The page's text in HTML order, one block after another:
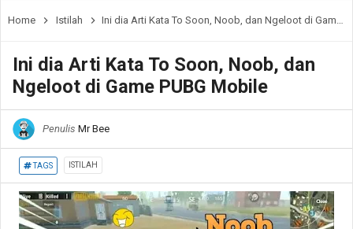
Home Istilah Ini dia Arti Kata To Soon, Noob, dan Ngeloot di Game PUBG Mobile
Ini dia Arti Kata To Soon, Noob, dan
Ngeloot di Game PUBG Mobile
Penulis Mr Bee
TAGS ISTILAH